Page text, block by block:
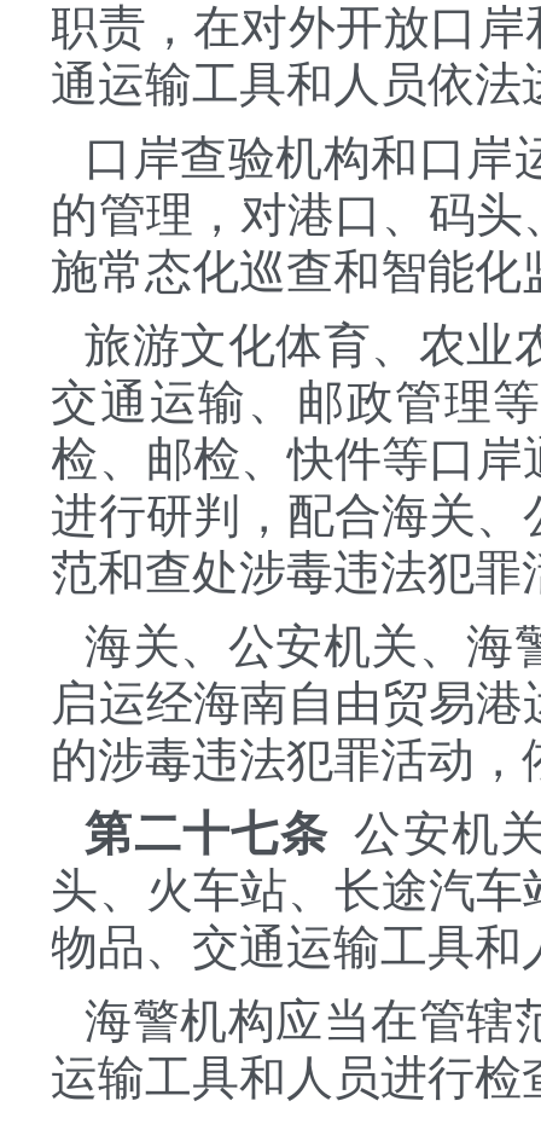
职责，在对外开放口
通运输工具和人员依法
口岸查验机构和口岸
的管理，对港口、码
施常态化巡查和智能化
旅游文化体育、农业
交通运输、邮政管理
检、邮检、快件等口
进行研判，配合海关
范和查处涉毒违法犯罪
海关、公安机关、海
启运经海南自由贸易
的涉毒违法犯罪活动
第二十七条公安机
头、火车站、长途汽
物品、交通运输工具
海警机构应当在管辖
运输工具和人员进行